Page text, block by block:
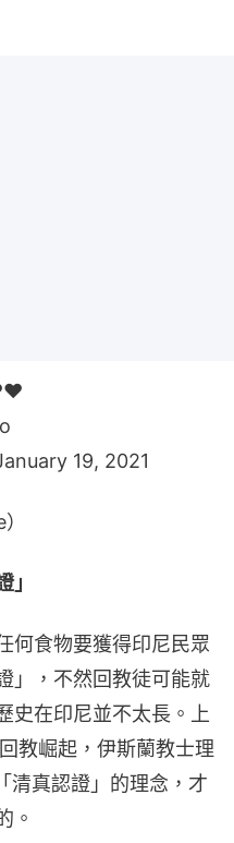
19, 2021
何食物要獲得印尼民眾
」，不然回教徒可能就
史在印尼並不太長。上
教崛起，伊斯蘭教士理
清真認證」的理念，才
。